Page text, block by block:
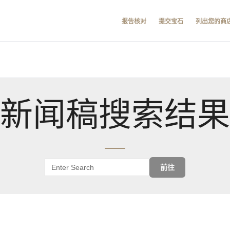
报告核对 提交宝石 列出您的商
新闻稿搜索结果
前往